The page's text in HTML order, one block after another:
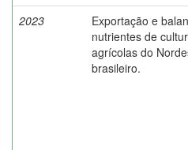
2023
Exportação e
nutrientes de
agrícolas do
brasileiro.